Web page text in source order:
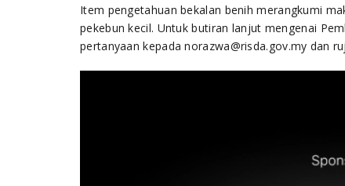
Item pengetahuan bekalan benih merangkumi
pekebun kecil. Untuk butiran lanjut mengenai
pertanyaan kepada norazwa@risda.gov.my dan